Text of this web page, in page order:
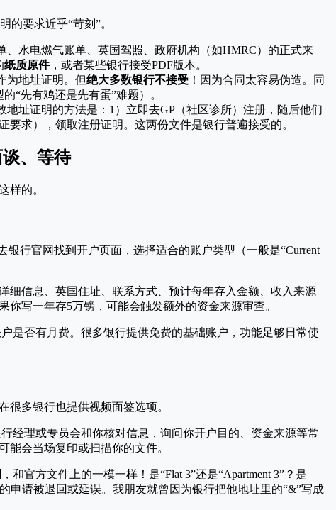
的要求近乎“苛刻”。
、水电燃气账单、英国驾照、政府机构（如HMRC）的正式来
纸质原件，或者某些银行接受PDF版本。
为地址证明。但绝大多数银行不接受 ！因为合同太容易伪造。同
“先有鸡还是先有蛋”难题）。
地址证明的方法是：1）立即去GP（社区诊所）注册，随后他们
要求），领取注册证明。这两份文件是银行普遍接受的。
、等待
样的。
行官网找到开户页面，选择适合的账户类型（一般是“Current
细信息、英国住址、联系方式、预计每年存入金额、收入来源
你写一年存5万镑，可能会触发额外的资金来源审查。
是否有月费。很多银行提供免费的基础账户，功能足够日常使
很多银行也提供视频面签选项。
经理或专员会和你核对信息，询问你开户目的、资金来源等常
能会当场复印或扫描你的文件。
，和官方文件上的一模一样！是“Flat 3”还是“Apartment 3”？是
申请被退回或延误。我朋友就曾因为银行把他地址里的“&”写成